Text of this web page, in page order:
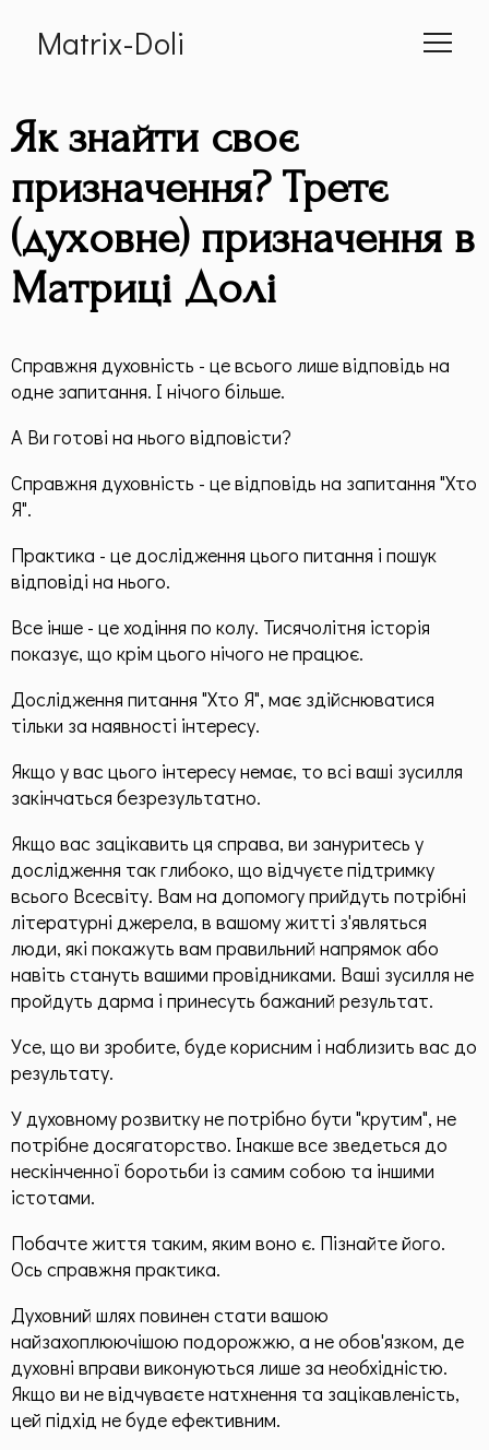
Matrix-Doli
Cумісність
📕 Книга
Статті
Призначення по методу "Матриці Долі"
Матриця, як інструмент
Пасивне опрацювання
Ресурсні статті по Матриці Долі
Родові програми
Загальна інформація
Додаткові матеріали
Чек-листи
Контакти
Як знайти своє
призначення? Третє
(духовне) призначення в
Матриці Долі
Справжня духовність - це всього лише відповідь на
одне запитання. І нічого більше.
А Ви готові на нього відповісти?
Справжня духовність - це відповідь на запитання "Хто
Я".
Практика - це дослідження цього питання і пошук
відповіді на нього.
Все інше - це ходіння по колу. Тисячолітня історія
показує, що крім цього нічого не працює.
Дослідження питання "Хто Я", має здійснюватися
тільки за наявності інтересу.
Якщо у вас цього інтересу немає, то всі ваші зусилля
закінчаться безрезультатно.
Якщо вас зацікавить ця справа, ви зануритесь у
дослідження так глибоко, що відчуєте підтримку
всього Всесвіту. Вам на допомогу прийдуть потрібні
літературні джерела, в вашому житті з'являться
люди, які покажуть вам правильний напрямок або
навіть стануть вашими провідниками. Ваші зусилля не
пройдуть дарма і принесуть бажаний результат.
Усе, що ви зробите, буде корисним і наблизить вас до
результату.
У духовному розвитку не потрібно бути "крутим", не
потрібне досягаторство. Інакше все зведеться до
нескінченної боротьби із самим собою та іншими
істотами.
Побачте життя таким, яким воно є. Пізнайте його.
Ось справжня практика.
Духовний шлях повинен стати вашою
найзахоплюючішою подорожжю, а не обов'язком, де
духовні вправи виконуються лише за необхідністю.
Якщо ви не відчуваєте натхнення та зацікавленість,
цей підхід не буде ефективним.